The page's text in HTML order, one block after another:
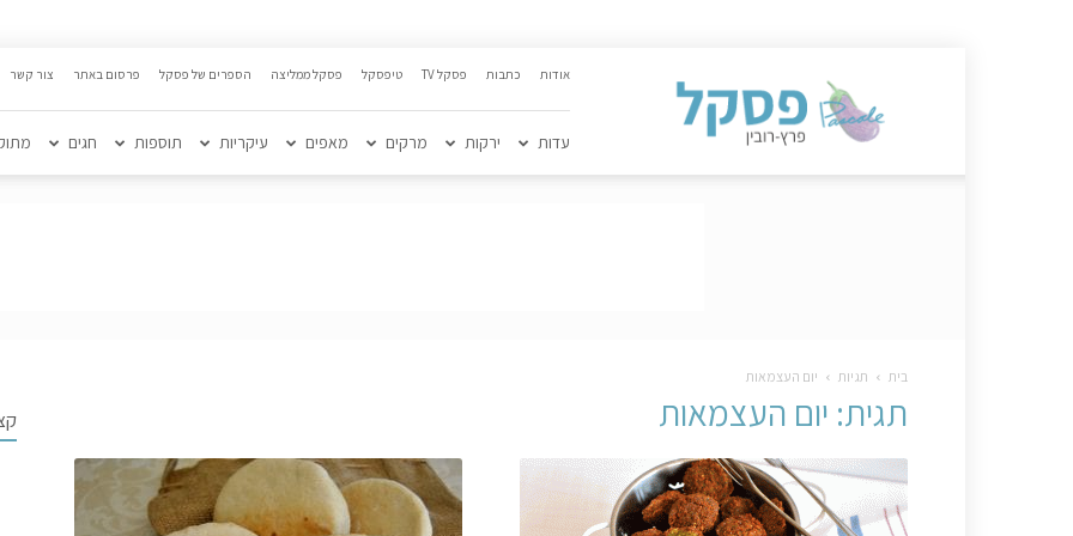
הקולינרי
פסקל
אודות כתבות פסקל TV טיפסקל פסקל ממליצה הספרים של פסקל פרסום באתר צור קשר
עדות ירקות מרקים מאפים עיקריות תוספות חגים
בית תגיות יום העצמאות
תגית: יום העצמאות